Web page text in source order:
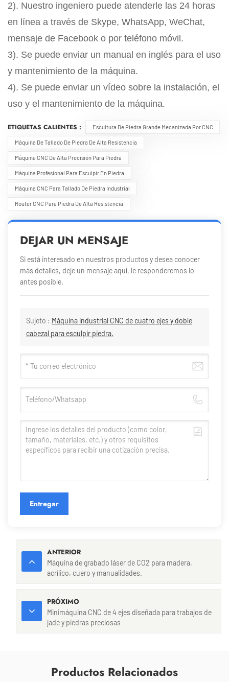
2). Nuestro ingeniero puede atenderle las 24 horas
en línea a través de Skype, WhatsApp, WeChat,
mensaje de Facebook o por teléfono móvil.
3). Se puede enviar un manual en inglés para el uso
y mantenimiento de la máquina.
4). Se puede enviar un vídeo sobre la instalación, el
uso y el mantenimiento de la máquina.
ETIQUETAS CALIENTES : Escultura De Piedra Grande Mecanizada Por CNC
Máquina De Tallado De Piedra De Alta Resistencia
Máquina CNC De Alta Precisión Para Piedra
Máquina Profesional Para Esculpir En Piedra
Máquina CNC Para Tallado De Piedra Industrial
Router CNC Para Piedra De Alta Resistencia
DEJAR UN MENSAJE
Si está interesado en nuestros productos y desea conocer
más detalles, deje un mensaje aquí, le responderemos lo
antes posible.
Sujeto : Máquina industrial CNC de cuatro ejes y doble
cabezal para esculpir piedra.
Entregar
ANTERIOR
Máquina de grabado láser de CO2 para madera,
acrílico, cuero y manualidades.
PRÓXIMO
Minimáquina CNC de 4 ejes diseñada para trabajos de
jade y piedras preciosas
Productos Relacionados